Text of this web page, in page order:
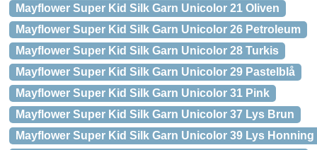
Mayflower Super Kid Silk Garn Unicolor 21 Oliven
Mayflower Super Kid Silk Garn Unicolor 26 Petroleum
Mayflower Super Kid Silk Garn Unicolor 28 Turkis
Mayflower Super Kid Silk Garn Unicolor 29 Pastelblå
Mayflower Super Kid Silk Garn Unicolor 31 Pink
Mayflower Super Kid Silk Garn Unicolor 37 Lys Brun
Mayflower Super Kid Silk Garn Unicolor 39 Lys Honning